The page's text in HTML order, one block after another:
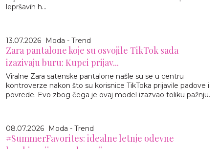
lepršavih h...
13.07.2026 Moda - Trend
Zara pantalone koje su osvojile TikTok sada
izazivaju buru: Kupci prijav...
Viralne Zara satenske pantalone našle su se u centru
kontroverze nakon što su korisnice TikToka prijavile padove i
povrede. Evo zbog čega je ovaj model izazvao toliku pažnju.
08.07.2026 Moda - Trend
#SummerFavorites: idealne letnje odevne